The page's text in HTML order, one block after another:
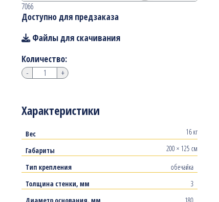
Характеристики
Вес
16 кг
Габариты
200 × 125 см
Тип крепления
обечайка
Толщина стенки, мм
3
7066
Доступно для предзаказа
Файлы для скачивания
Количество:
- +